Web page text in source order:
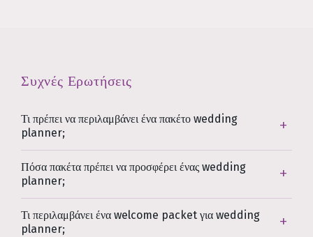
Συχνές Ερωτήσεις
Τι πρέπει να περιλαμβάνει ένα πακέτο wedding
planner;
Πόσα πακέτα πρέπει να προσφέρει ένας wedding
planner;
Τι περιλαμβάνει ένα welcome packet για wedding
planner;